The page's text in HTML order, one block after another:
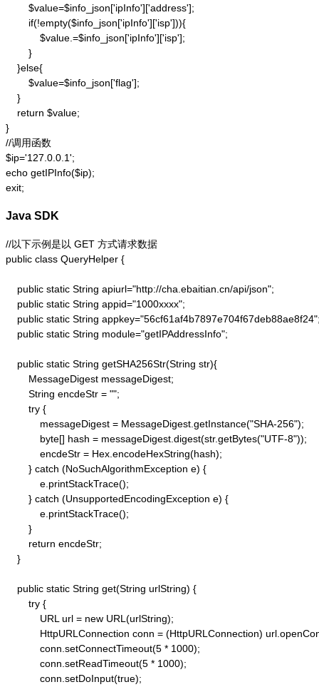
        $value=$info_json['ipInfo']['address'];
        if(!empty($info_json['ipInfo']['isp'])){
            $value.=$info_json['ipInfo']['isp'];
        }
    }else{
        $value=$info_json['flag'];
    }
    return $value;
}
//调用函数
$ip='127.0.0.1';
echo getIPInfo($ip);
exit;
Java SDK
//以下示例是以 GET 方式请求数据
public class QueryHelper {
    public static String apiurl="http://cha.ebaitian.cn/api/json";
    public static String appid="1000xxxx";
public static String
    public static String module="getIPAddressInfo";
    public static String getSHA256Str(String str){
        MessageDigest messageDigest;
        String encdeStr = "";
        try {
            messageDigest = MessageDigest.getInstance("SHA-256");
            byte[] hash = messageDigest.digest(str.getBytes("UTF-8"));
            encdeStr = Hex.encodeHexString(hash);
        } catch (NoSuchAlgorithmException e) {
            e.printStackTrace();
        } catch (UnsupportedEncodingException e) {
            e.printStackTrace();
        }
        return encdeStr;
    }
    public static String get(String urlString) {
        try {
            URL url = new URL(urlString);
HttpURLConnection conn = (HttpURLConnection)
            conn.setConnectTimeout(5 * 1000);
            conn.setReadTimeout(5 * 1000);
            conn.setDoInput(true);